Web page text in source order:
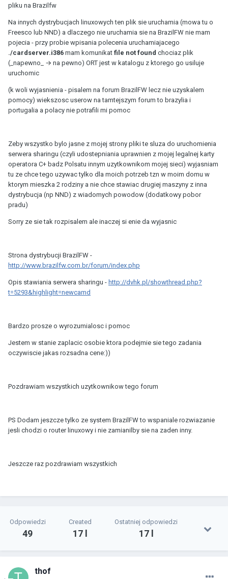
pliku na Brazilfw
Na innych dystrybucjach linuxowych ten plik sie uruchamia (mowa tu o
Freesco lub NND) a dlaczego nie uruchamia sie na BrazilFW nie mam
pojecia - przy probie wpisania polecenia uruchamiajacego
./cardserver.i386 mam komunikat file not found chociaz plik
(_napewno_ → na pewno) ORT jest w katalogu z ktorego go usiluje
uruchomic
(k woli wyjasnienia - pisalem na forum BrazilFW lecz nie uzyskalem
pomocy) wiekszosc userow na tamtejszym forum to brazylia i
portugalia a polacy nie potrafili mi pomoc
Zeby wszystko bylo jasne z mojej strony pliki te sluza do uruchomienia
serwera sharingu (czyli udostepniania uprawnien z mojej legalnej karty
operatora C+ badz Polsatu innym uzytkownikom mojej sieci) wyjasniam
tu ze chce tego uzywac tylko dla moich potrzeb tzn w moim domu w
ktorym mieszka 2 rodziny a nie chce stawiac drugiej maszyny z inna
dystrybucja (np NND) z wiadomych powodow (dodatkowy pobor
pradu)
Sorry ze sie tak rozpisalem ale inaczej si enie da wyjasnic
Strona dystrybucji BrazilFW -
http://www.brazilfw.com.br/forum/index.php
Opis stawiania serwera sharingu - http://dvhk.pl/showthread.php?
t=5293&highlight=newcamd
Bardzo prosze o wyrozumialosc i pomoc
Jestem w stanie zaplacic osobie ktora podejmie sie tego zadania
oczywiscie jakas rozsadna cene:))
Pozdrawiam wszystkich uzytkownikow tego forum
PS Dodam jeszcze tylko ze system BrazilFW to wspaniale rozwiazanie
jesli chodzi o router linuxowy i nie zamianilby sie na zaden inny.
Jeszcze raz pozdrawiam wszystkich
Odpowiedzi
49
Created
17 l
Ostatniej odpowiedzi
17 l
thof